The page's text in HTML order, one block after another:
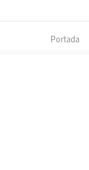
Portada